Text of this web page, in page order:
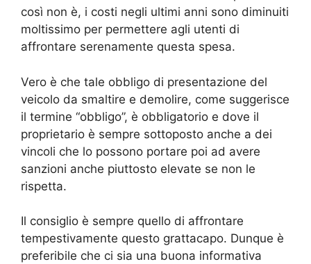
così non è, i costi negli ultimi anni sono diminuiti
moltissimo per permettere agli utenti di
affrontare serenamente questa spesa.
Vero è che tale obbligo di presentazione del
veicolo da smaltire e demolire, come suggerisce
il termine “obbligo”, è obbligatorio e dove il
proprietario è sempre sottoposto anche a dei
vincoli che lo possono portare poi ad avere
sanzioni anche piuttosto elevate se non le
rispetta.
Il consiglio è sempre quello di affrontare
tempestivamente questo grattacapo. Dunque è
preferibile che ci sia una buona informativa